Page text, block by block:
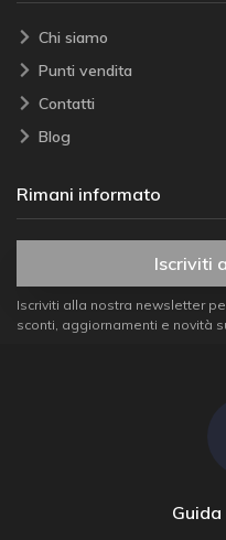
Chi siamo
Punti vendita
Contatti
Blog
Rimani informato
Iscriviti
Iscriviti alla nostra newsletter
sconti, aggiornamenti e novità